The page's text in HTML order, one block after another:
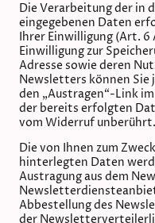
Die Verarbeitung der in
eingegebenen Daten
Ihrer Einwilligung (Art. 6
Einwilligung zur
Adresse sowie deren
Newsletters können
den „Austragen“-Link
der bereits erfolgten
vom Widerruf unberührt.
Die von Ihnen zum
hinterlegten Daten
Austragung aus dem
Abbestellung des
der